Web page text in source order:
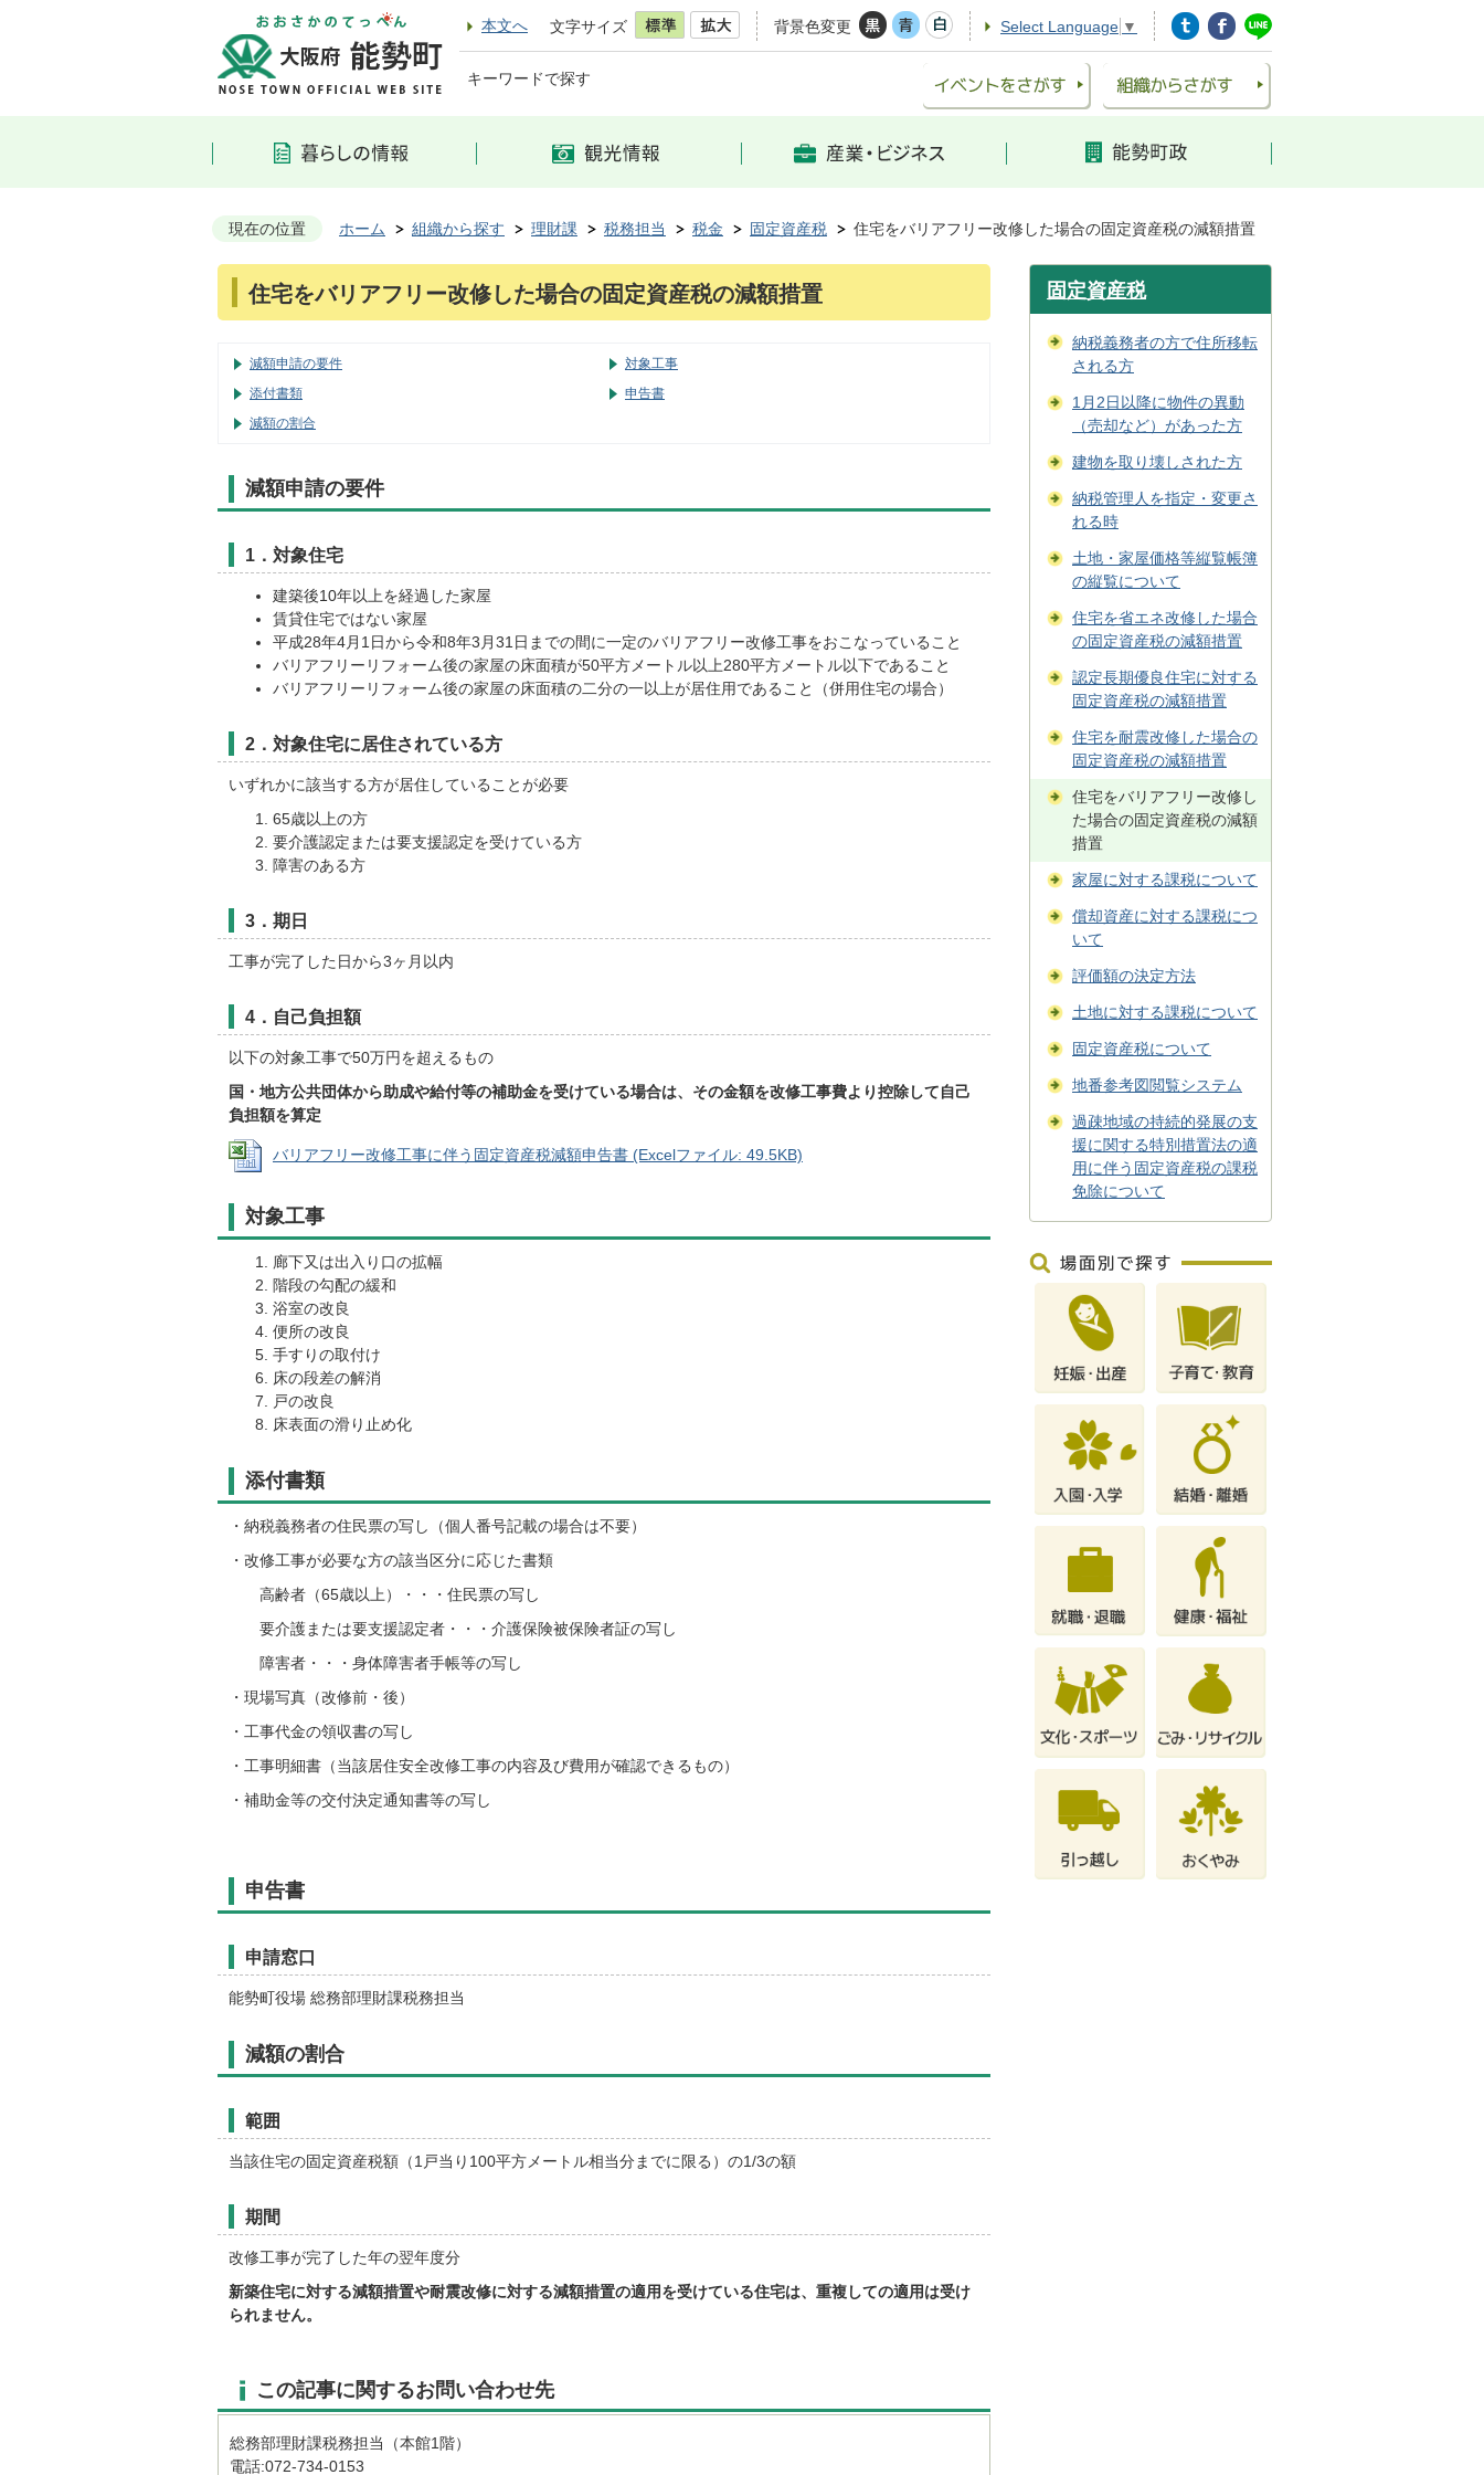
本文へ 文字サイズ 背景色変更 Select Language ▼
キーワードで探す
現在の位置 ホーム 組織から探す 理財課 税務担当 税金 固定資産税 住宅をバリアフリー改修した場合の固定資産税の減額措置
住宅をバリアフリー改修した場合の固定資産税の減額措置
減額申請の要件 対象工事
添付書類 申告書
減額の割合
減額申請の要件
1．対象住宅
建築後10年以上を経過した家屋
賃貸住宅ではない家屋
平成28年4月1日から令和8年3月31日までの間に一定のバリアフリー改修工事をおこなっていること
バリアフリーリフォーム後の家屋の床面積が50平方メートル以上280平方メートル以下であること
バリアフリーリフォーム後の家屋の床面積の二分の一以上が居住用であること（併用住宅の場合）
2．対象住宅に居住されている方
いずれかに該当する方が居住していることが必要
65歳以上の方
要介護認定または要支援認定を受けている方
障害のある方
3．期日
工事が完了した日から3ヶ月以内
4．自己負担額
以下の対象工事で50万円を超えるもの
国・地方公共団体から助成や給付等の補助金を受けている場合は、その金額を改修工事費より控除して自己
負担額を算定
バリアフリー改修工事に伴う固定資産税減額申告書 (Excelファイル: 49.5KB)
対象工事
廊下又は出入り口の拡幅
階段の勾配の緩和
浴室の改良
便所の改良
手すりの取付け
床の段差の解消
戸の改良
床表面の滑り止め化
添付書類
・納税義務者の住民票の写し（個人番号記載の場合は不要）
・改修工事が必要な方の該当区分に応じた書類
高齢者（65歳以上）・・・住民票の写し
要介護または要支援認定者・・・介護保険被保険者証の写し
障害者・・・身体障害者手帳等の写し
・現場写真（改修前・後）
・工事代金の領収書の写し
・工事明細書（当該居住安全改修工事の内容及び費用が確認できるもの）
・補助金等の交付決定通知書等の写し
申告書
申請窓口
能勢町役場 総務部理財課税務担当
減額の割合
範囲
当該住宅の固定資産税額（1戸当り100平方メートル相当分までに限る）の1/3の額
期間
改修工事が完了した年の翌年度分
新築住宅に対する減額措置や耐震改修に対する減額措置の適用を受けている住宅は、重複しての適用は受け
られません。
この記事に関するお問い合わせ先
総務部理財課税務担当（本館1階）
電話:072-734-0153
固定資産税
納税義務者の方で住所移転
される方
1月2日以降に物件の異動
（売却など）があった方
建物を取り壊しされた方
納税管理人を指定・変更さ
れる時
土地・家屋価格等縦覧帳簿
の縦覧について
住宅を省エネ改修した場合
の固定資産税の減額措置
認定長期優良住宅に対する
固定資産税の減額措置
住宅を耐震改修した場合の
固定資産税の減額措置
住宅をバリアフリー改修し
た場合の固定資産税の減額
措置
家屋に対する課税について
償却資産に対する課税につ
いて
評価額の決定方法
土地に対する課税について
固定資産税について
地番参考図閲覧システム
過疎地域の持続的発展の支
援に関する特別措置法の適
用に伴う固定資産税の課税
免除について